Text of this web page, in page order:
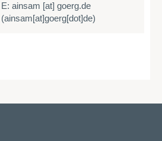
E: ainsam [at] goerg.de
(ainsam[at]goerg[dot]de)